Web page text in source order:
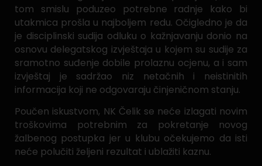
tom smislu poduzeo potrebne radnje kako bi
utakmica prošla u najboljem redu. Očigledno je da
je disciplinski sudija odluku o kažnjavanju donio na
osnovu delegatskog izvještaja u kojem su sudije za
sramotno suđenje dobile prolaznu ocjenu, a i sam
izvještaj je sadržao niz netačnih i neistinitih
informacija koji ne odgovaraju činjeničnom stanju.
Poučen iskustvom, NK Čelik se neće izlagati novim
troškovima potrebnim za pokretanje novog
žalbenog postupka jer u klubu očekujemo da isti
neće polučiti željeni rezultat i ublažiti kaznu.